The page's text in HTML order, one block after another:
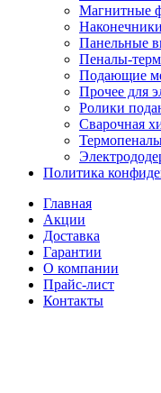
Магнитные
Панельные
Пеналы-
Подающие
Прочее для
Ролики
Сварочная
Политика
Главная
Акции
Доставка
Гарантии
О компании
Прайс-лист
Контакты